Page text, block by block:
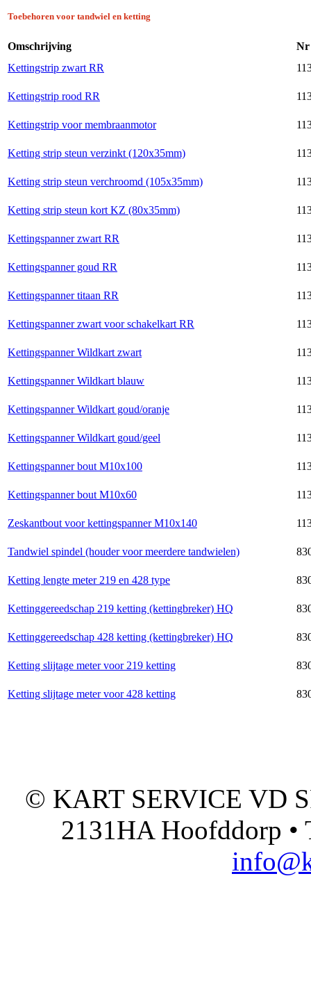
Toebehoren voor tandwiel en ketting
Omschrijving
Nr
Kettingstrip zwart RR
Kettingstrip rood RR
Kettingstrip voor membraanmotor
Ketting strip steun verzinkt (120x35mm)
Ketting strip steun verchroomd (105x35mm)
Ketting strip steun kort KZ (80x35mm)
Kettingspanner zwart RR
Kettingspanner goud RR
Kettingspanner titaan RR
Kettingspanner zwart voor schakelkart RR
Kettingspanner Wildkart zwart
Kettingspanner Wildkart blauw
Kettingspanner Wildkart goud/oranje
Kettingspanner Wildkart goud/geel
Kettingspanner bout M10x100
Kettingspanner bout M10x60
Zeskantbout voor kettingspanner M10x140
Tandwiel spindel (houder voor meerdere tandwielen)
Ketting lengte meter 219 en 428 type
Kettinggereedschap 219 ketting (kettingbreker) HQ
Kettinggereedschap 428 ketting (kettingbreker) HQ
Ketting slijtage meter voor 219 ketting
Ketting slijtage meter voor 428 ketting
© KART SERVICE VD
2131HA Hoofddorp •